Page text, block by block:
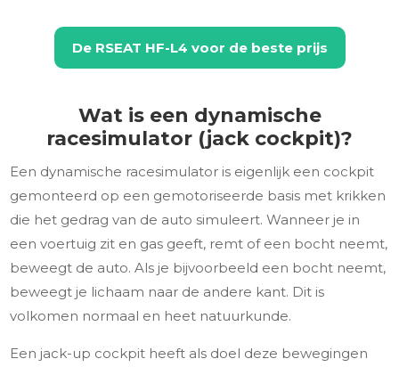
De RSEAT HF-L4 voor de beste prijs
Wat is een dynamische
racesimulator (jack cockpit)?
Een dynamische racesimulator is eigenlijk een cockpit
gemonteerd op een gemotoriseerde basis met krikken
die het gedrag van de auto simuleert. Wanneer je in
een voertuig zit en gas geeft, remt of een bocht neemt,
beweegt de auto. Als je bijvoorbeeld een bocht neemt,
beweegt je lichaam naar de andere kant. Dit is
volkomen normaal en heet natuurkunde.
Een jack-up cockpit heeft als doel deze bewegingen